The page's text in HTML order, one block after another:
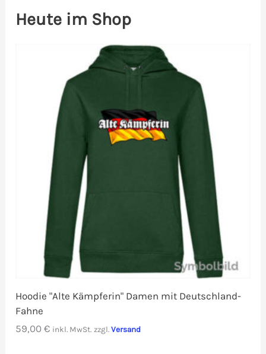
Heute im Shop
Hoodie "Alte Kämpferin" Damen mit Deutschland-
Fahne
59,00€ inkl. MwSt. zzgl.Versand